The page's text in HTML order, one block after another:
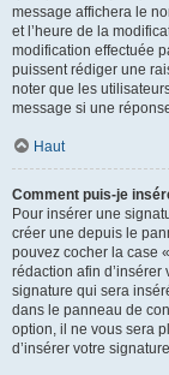
message affichera le
et l’heure de la
modification effectuée
puissent rédiger une
noter que les
message si une
Haut
Comment puis-je
Pour insérer une
créer une depuis le
pouvez cocher la case
rédaction afin
signature qui sera
dans le panneau de
option, il ne vous sera
d’insérer votre